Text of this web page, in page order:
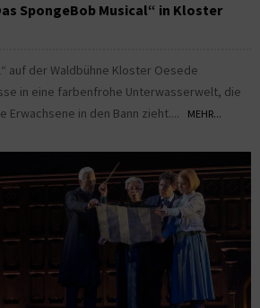
SpongeBob Musical“ in Kloster
auf der Waldbühne Kloster Oesede
in eine farbenfrohe Unterwasserwelt, die
Erwachsene in den Bann zieht....
MEHR...